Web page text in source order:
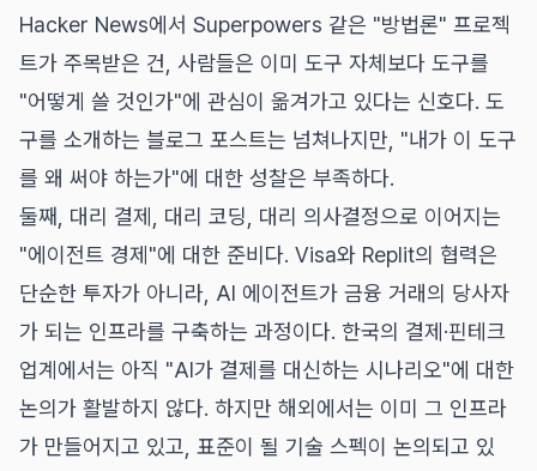
Hacker News에서 Superpowers 같은 "방법론" 프로젝
트가 주목받은 건, 사람들은 이미 도구 자체보다 도구를
"어떻게 쓸 것인가"에 관심이 옮겨가고 있다는 신호다. 도
구를 소개하는 블로그 포스트는 넘쳐나지만, "내가 이 도구
를 왜 써야 하는가"에 대한 성찰은 부족하다.
둘째, 대리 결제, 대리 코딩, 대리 의사결정으로 이어지는
"에이전트 경제"에 대한 준비다. Visa와 Replit의 협력은
단순한 투자가 아니라, AI 에이전트가 금융 거래의 당사자
가 되는 인프라를 구축하는 과정이다. 한국의 결제·핀테크
업계에서는 아직 "AI가 결제를 대신하는 시나리오"에 대한
논의가 활발하지 않다. 하지만 해외에서는 이미 그 인프라
가 만들어지고 있고, 표준이 될 기술 스펙이 논의되고 있